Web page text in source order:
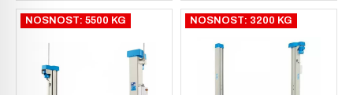
NOSNOST: 5500 KG NOSNOST: 3200 KG